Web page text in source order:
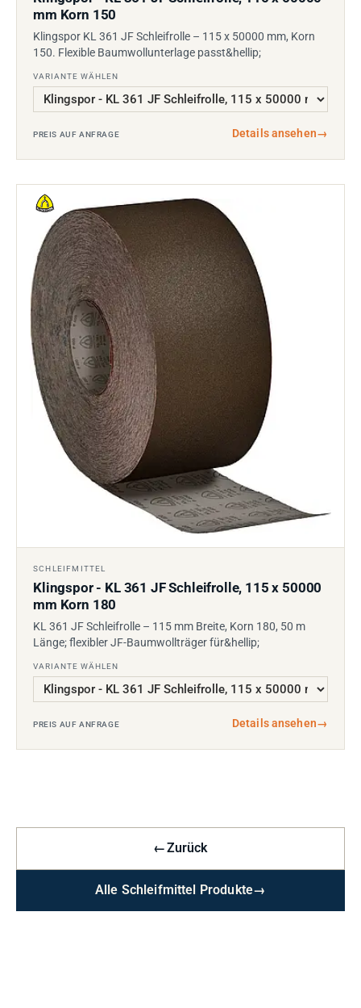
mm Korn 150
Klingspor KL 361 JF Schleifrolle – 115 x 50000 mm, Korn
150. Flexible Baumwollunterlage passt&hellip;
VARIANTE WÄHLEN
PREIS AUF ANFRAGE Details ansehen→
SCHLEIFMITTEL
Klingspor - KL 361 JF Schleifrolle, 115 x 50000
mm Korn 180
KL 361 JF Schleifrolle – 115 mm Breite, Korn 180, 50 m
Länge; flexibler JF-Baumwollträger für&hellip;
VARIANTE WÄHLEN
PREIS AUF ANFRAGE Details ansehen→
←Zurück
Alle Schleifmittel Produkte→